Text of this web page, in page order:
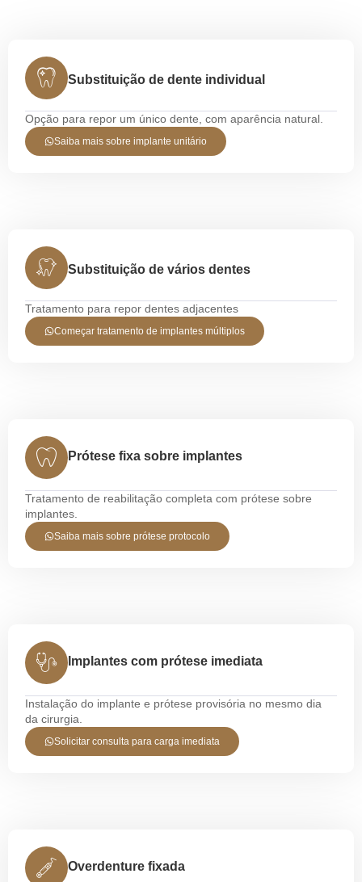
Substituição de dente individual
Opção para repor um único dente, com aparência natural.
Saiba mais sobre implante unitário
Substituição de vários dentes
Tratamento para repor dentes adjacentes
Começar tratamento de implantes múltiplos
Prótese fixa sobre implantes
Tratamento de reabilitação completa com prótese sobre
implantes.
Saiba mais sobre prótese protocolo
Implantes com prótese imediata
Instalação do implante e prótese provisória no mesmo dia
da cirurgia.
Solicitar consulta para carga imediata
Overdenture fixada